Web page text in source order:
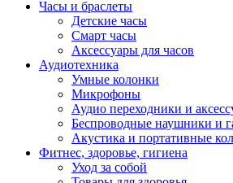
Часы и браслеты
Детские часы
Смарт часы
Аксессуары для часов
Аудиотехника
Умные колонки
Микрофоны
Аудио переходники и
Беспроводные наушники и
Акустика и портативные
Фитнес, здоровье, гигиена
Уход за собой